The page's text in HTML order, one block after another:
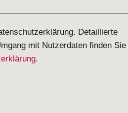
Detaillierte
mit Nutzerdaten finden Sie
.